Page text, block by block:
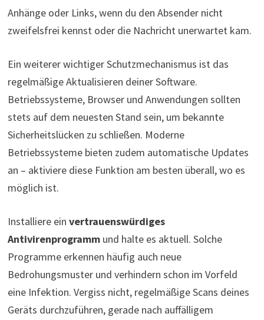
Anhänge oder Links, wenn du den Absender nicht
zweifelsfrei kennst oder die Nachricht unerwartet kam.
Ein weiterer wichtiger Schutzmechanismus ist das
regelmäßige Aktualisieren deiner Software.
Betriebssysteme, Browser und Anwendungen sollten
stets auf dem neuesten Stand sein, um bekannte
Sicherheitslücken zu schließen. Moderne
Betriebssysteme bieten zudem automatische Updates
an – aktiviere diese Funktion am besten überall, wo es
möglich ist.
Installiere ein vertrauenswürdiges
Antivirenprogrammund halte es aktuell. Solche
Programme erkennen häufig auch neue
Bedrohungsmuster und verhindern schon im Vorfeld
eine Infektion. Vergiss nicht, regelmäßige Scans deines
Geräts durchzuführen, gerade nach auffälligem